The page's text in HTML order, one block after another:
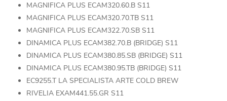
MAGNIFICA PLUS ECAM320.60.B S11
MAGNIFICA PLUS ECAM320.70.TB S11
MAGNIFICA PLUS ECAM322.70.SB S11
DINAMICA PLUS ECAM382.70.B (BRIDGE) S11
DINAMICA PLUS ECAM380.85.SB (BRIDGE) S11
DINAMICA PLUS ECAM380.95.TB (BRIDGE) S11
EC9255.T LA SPECIALISTA ARTE COLD BREW
RIVELIA EXAM441.55.GR S11